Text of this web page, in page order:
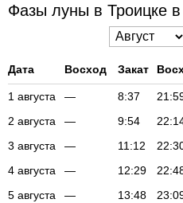
Фазы луны в Троицке в
Дата Восход Закат
1 августа — 8:37
2 августа
— 9:54
3 августа
— 11:12
4 августа
— 12:29
5 августа
— 13:48